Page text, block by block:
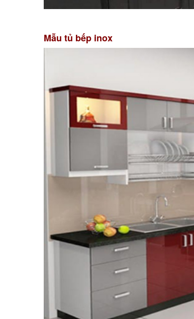
Mẫu tủ bếp inox